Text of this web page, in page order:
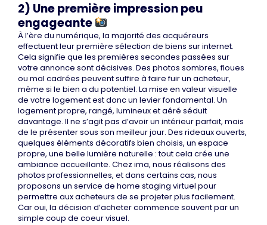
2) Une première impression peu
engageante
À l’ère du numérique, la majorité des acquéreurs
effectuent leur première sélection de biens sur internet.
Cela signifie que les premières secondes passées sur
votre annonce sont décisives. Des photos sombres, floues
ou mal cadrées peuvent suffire à faire fuir un acheteur,
même si le bien a du potentiel. La mise en valeur visuelle
de votre logement est donc un levier fondamental. Un
logement propre, rangé, lumineux et aéré séduit
davantage. Il ne s’agit pas d’avoir un intérieur parfait, mais
de le présenter sous son meilleur jour. Des rideaux ouverts,
quelques éléments décoratifs bien choisis, un espace
propre, une belle lumière naturelle : tout cela crée une
ambiance accueillante. Chez ima, nous réalisons des
photos professionnelles, et dans certains cas, nous
proposons un service de home staging virtuel pour
permettre aux acheteurs de se projeter plus facilement.
Car oui, la décision d’acheter commence souvent par un
simple coup de coeur visuel.